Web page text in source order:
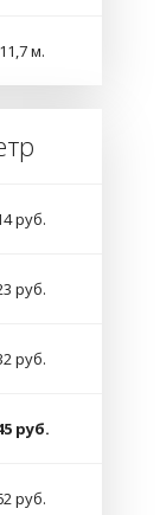
м.
руб.
руб.
руб.
руб.
руб.